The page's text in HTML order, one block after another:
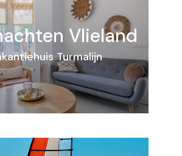
Vlieland
Turmalijn